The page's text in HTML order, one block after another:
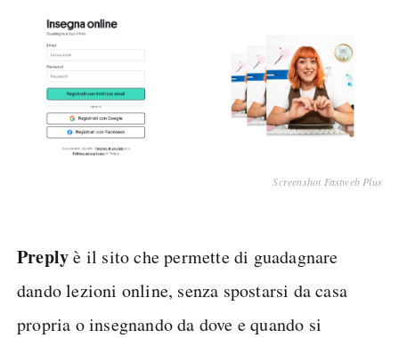
Screenshot Fastweb Plus
Preplyè il sito che permette di guadagnare
dando lezioni online, senza spostarsi da casa
propria o insegnando da dove e quando si